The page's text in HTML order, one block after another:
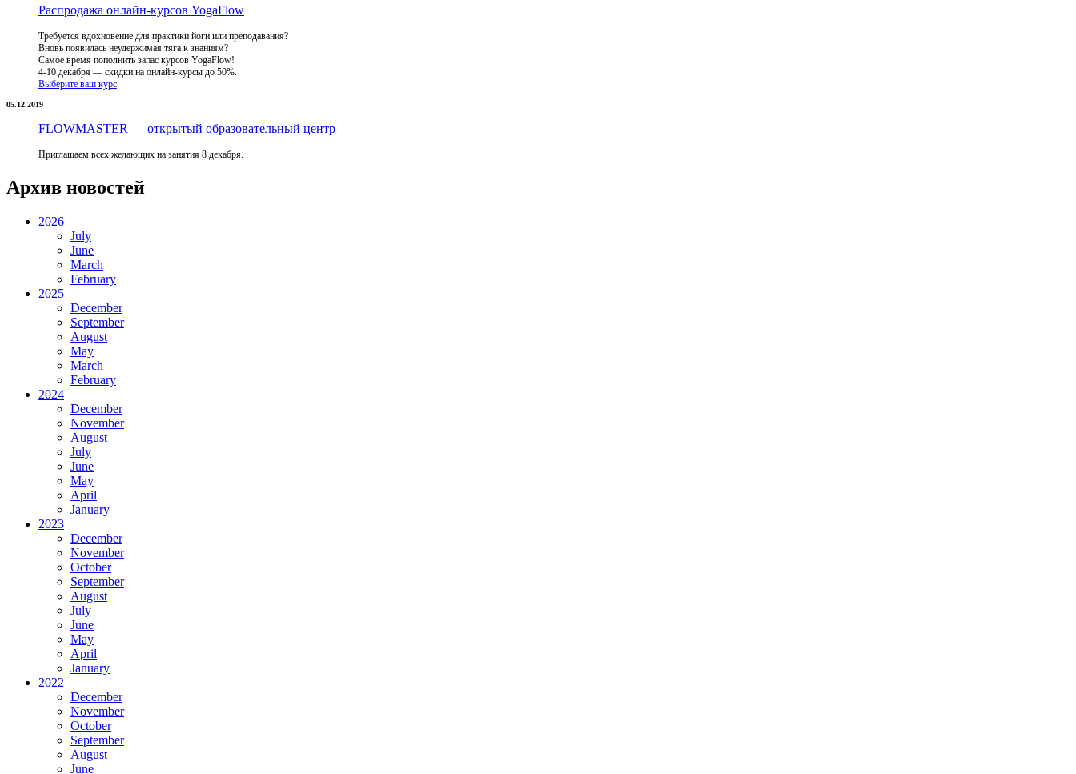
Распродажа онлайн-курсов YogaFlow
Требуется вдохновение для практики йоги или преподавания?
Вновь появилась неудержимая тяга к знаниям?
Самое время пополнить запас курсов YogaFlow!
4-10 декабря — скидки на онлайн-курсы до 50%.
Выберите ваш курс.
05.12.2019
FLOWMASTER — открытый образовательный центр
Приглашаем всех желающих на занятия 8 декабря.
Архив новостей
2026
July
June
March
February
2025
December
September
August
May
March
February
2024
December
November
August
July
June
May
April
January
2023
December
November
October
September
August
July
June
May
April
January
2022
December
November
October
September
August
June